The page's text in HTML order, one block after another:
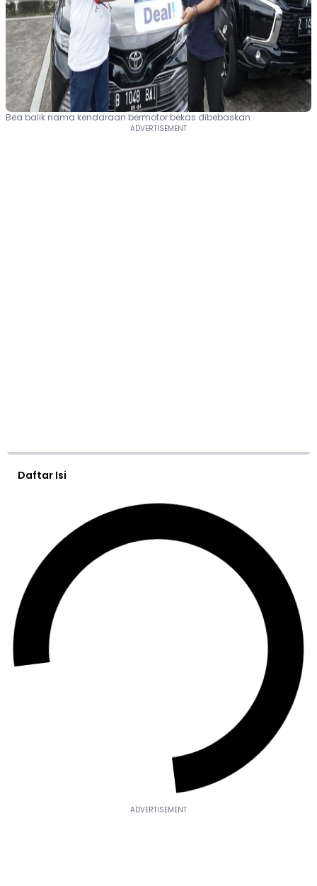
Bea balik nama kendaraan bermotor bekas dibebaskan
Daftar Isi